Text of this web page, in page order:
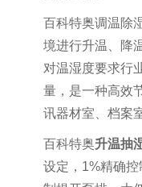
百科特奥调温除
境进行升温、降
对温湿度要求行
量，是一种高效
讯器材室、档案
百科特奥升温抽
设定，1%精确